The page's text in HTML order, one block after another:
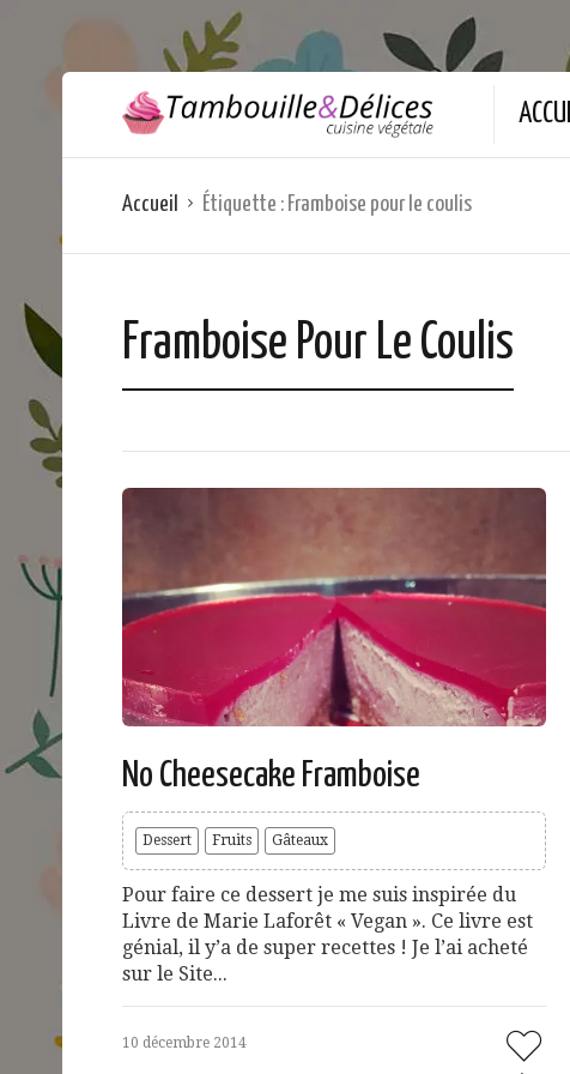
Accueil Étiquette : Framboise pour le coulis
Framboise Pour Le Coulis
No Cheesecake Framboise
Dessert Fruits Gâteaux
Pour faire ce dessert je me suis inspirée du
Livre de Marie Laforêt « Vegan ». Ce livre est
génial, il y’a de super recettes ! Je l’ai acheté
sur le Site...
10 décembre 2014